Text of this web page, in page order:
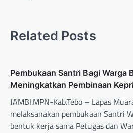
Related Posts
Pembukaan Santri Bagi Warga
Meningkatkan Pembinaan
JAMBI.MPN-Kab.Tebo – Lapas
melaksanakan pembukaan Santri
bentuk kerja sama Petugas dan